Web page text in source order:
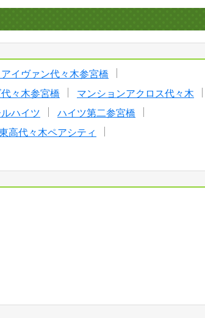
アイヴァン代々木参宮橋
々木参宮橋
マンションアクロス代々木
ハイツ
ハイツ第二参宮橋
高代々木ペアシティ